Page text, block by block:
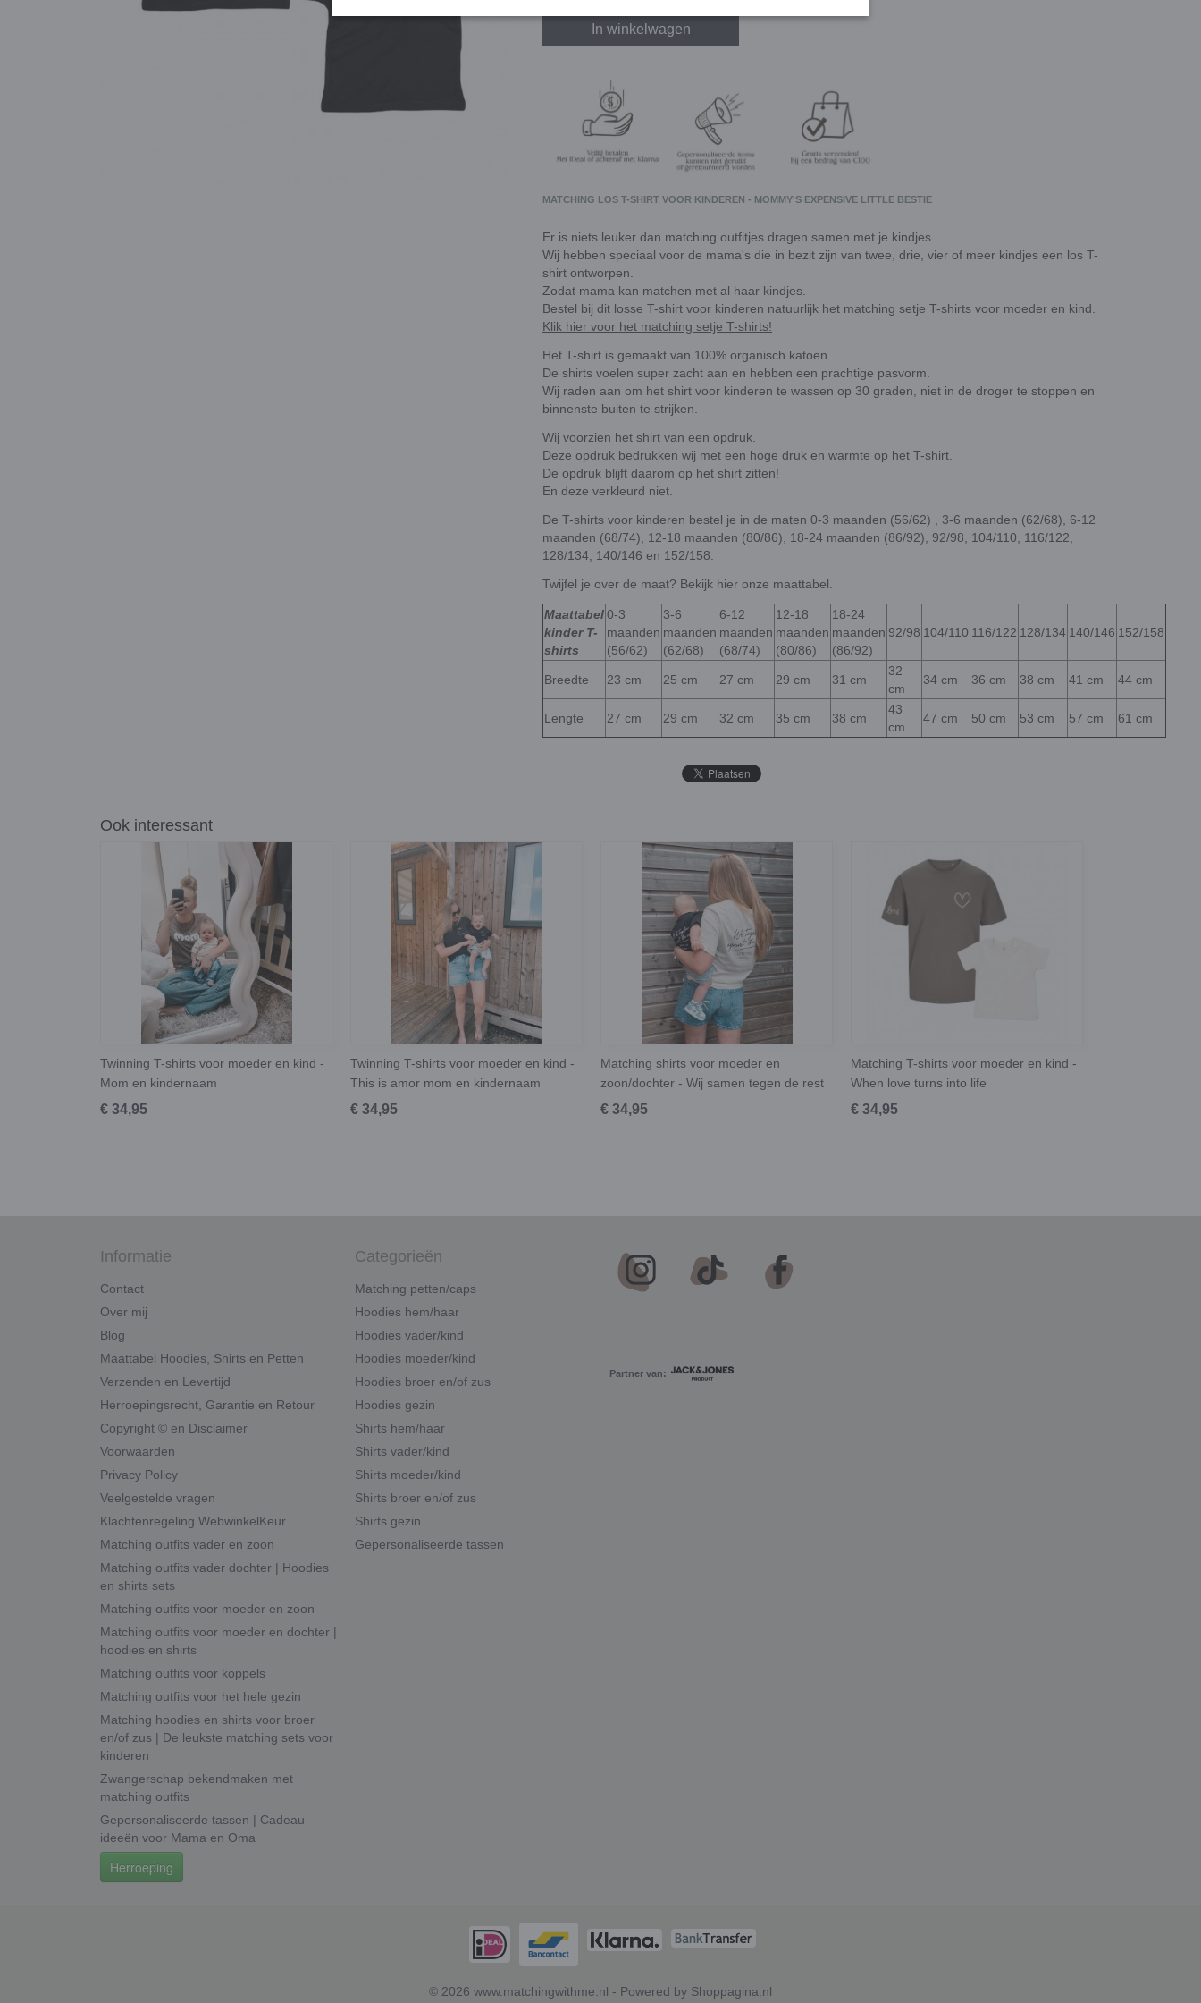
In winkelwagen
MATCHING LOS T-SHIRT VOOR KINDEREN - MOMMY'S EXPENSIVE LITTLE BESTIE
Er is niets leuker dan matching outfitjes dragen samen met je kindjes.
Wij hebben speciaal voor de mama's die in bezit zijn van twee, drie, vier of meer kindjes een los T-
shirt ontworpen.
Zodat mama kan matchen met al haar kindjes.
Bestel bij dit losse T-shirt voor kinderen natuurlijk het matching setje T-shirts voor moeder en kind.
Klik hier voor het matching setje T-shirts!
Het T-shirt is gemaakt van 100% organisch katoen.
De shirts voelen super zacht aan en hebben een prachtige pasvorm.
Wij raden aan om het shirt voor kinderen te wassen op 30 graden, niet in de droger te stoppen en
binnenste buiten te strijken.
Wij voorzien het shirt van een opdruk.
Deze opdruk bedrukken wij met een hoge druk en warmte op het T-shirt.
De opdruk blijft daarom op het shirt zitten!
En deze verkleurd niet.
De T-shirts voor kinderen bestel je in de maten 0-3 maanden (56/62) , 3-6 maanden (62/68), 6-12
maanden (68/74), 12-18 maanden (80/86), 18-24 maanden (86/92), 92/98, 104/110, 116/122,
128/134, 140/146 en 152/158.
Twijfel je over de maat? Bekijk hier onze maattabel.
Maattabel
kinder T-
shirts
0-3
maanden
(56/62)
3-6
maanden
(62/68)
6-12
maanden
(68/74)
12-18
maanden
(80/86)
18-24
maanden
(86/92)
92/98 104/110 116/122 128/134 140/146 152/158
Breedte 23 cm 25 cm 27 cm 29 cm 31 cm
32
cm
34 cm 36 cm 38 cm 41 cm 44 cm
Lengte 27 cm 29 cm 32 cm 35 cm 38 cm
43
cm
47 cm 50 cm 53 cm 57 cm 61 cm
Ook interessant
Twinning T-shirts voor moeder en kind -
Mom en kindernaam
€ 34,95
Twinning T-shirts voor moeder en kind -
This is amor mom en kindernaam
€ 34,95
Matching shirts voor moeder en
zoon/dochter - Wij samen tegen de rest
€ 34,95
Matching T-shirts voor moeder en kind -
When love turns into life
€ 34,95
Informatie
Contact
Over mij
Blog
Maattabel Hoodies, Shirts en Petten
Verzenden en Levertijd
Herroepingsrecht, Garantie en Retour
Copyright © en Disclaimer
Voorwaarden
Privacy Policy
Veelgestelde vragen
Klachtenregeling WebwinkelKeur
Matching outfits vader en zoon
Matching outfits vader dochter | Hoodies
en shirts sets
Matching outfits voor moeder en zoon
Matching outfits voor moeder en dochter |
hoodies en shirts
Matching outfits voor koppels
Matching outfits voor het hele gezin
Matching hoodies en shirts voor broer
en/of zus | De leukste matching sets voor
kinderen
Zwangerschap bekendmaken met
matching outfits
Gepersonaliseerde tassen | Cadeau
ideeën voor Mama en Oma
Herroeping
Categorieën
Matching petten/caps
Hoodies hem/haar
Hoodies vader/kind
Hoodies moeder/kind
Hoodies broer en/of zus
Hoodies gezin
Shirts hem/haar
Shirts vader/kind
Shirts moeder/kind
Shirts broer en/of zus
Shirts gezin
Gepersonaliseerde tassen
Partner van:
© 2026 www.matchingwithme.nl - Powered by Shoppagina.nl